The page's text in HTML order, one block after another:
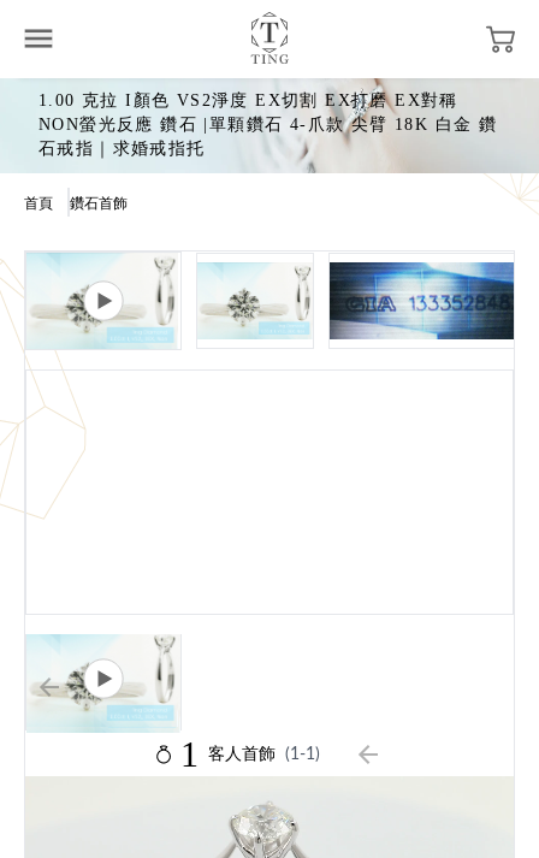
1.00 克拉 I顏色 VS2淨度 EX切割 EX打磨 EX對稱
NON螢光反應 鑽石 |單顆鑽石 4-爪款 尖臂 18K 白金 鑽
石戒指｜求婚戒指托
首頁 鑽石首飾
1 客人首飾 (1-1)